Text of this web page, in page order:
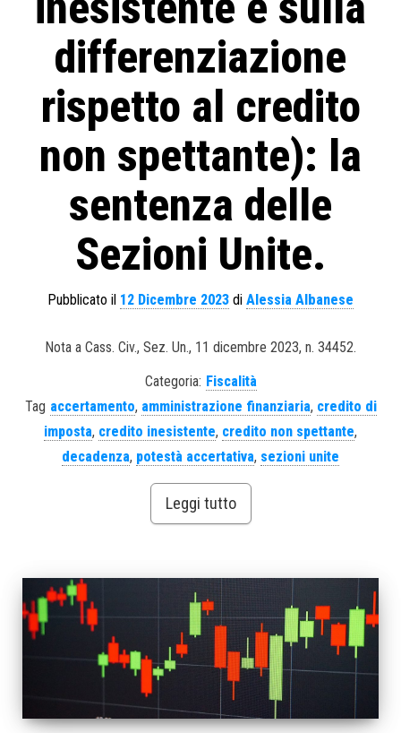
differenziazione
rispetto al credito
non spettante): la
sentenza delle
Sezioni Unite.
Pubblicato il 12 Dicembre 2023 di Alessia Albanese
Nota a Cass. Civ., Sez. Un., 11 dicembre 2023, n. 34452.
Categoria: Fiscalità
Tag accertamento, amministrazione finanziaria, credito di
imposta, credito inesistente, credito non spettante,
decadenza, potestà accertativa, sezioni unite
Leggi tutto